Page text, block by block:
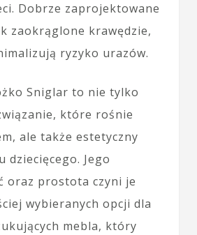
Dobrze zaprojektowane
zaokrąglone krawędzie,
ryzyko urazów.
Sniglar to nie tylko
które rośnie
ale także estetyczny
dziecięcego. Jego
oraz prostota czyni je
wybieranych opcji dla
mebla, który